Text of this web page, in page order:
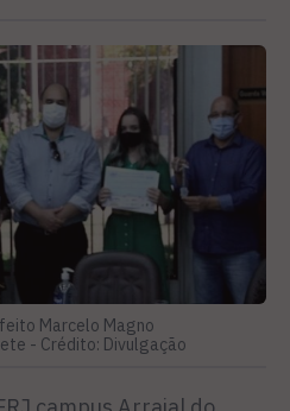
Marcelo Magno
- Crédito: Divulgação